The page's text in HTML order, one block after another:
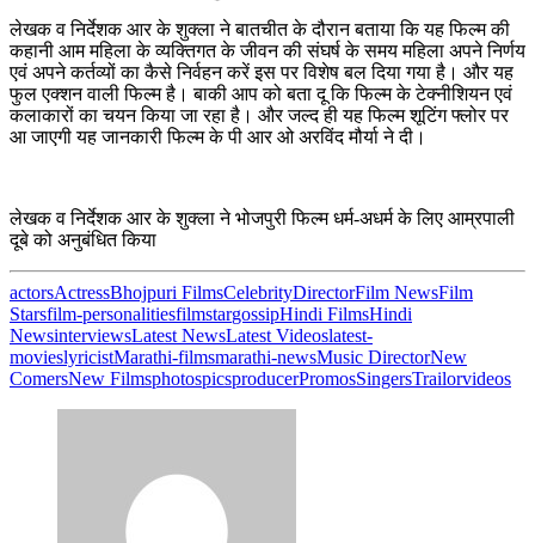
लेखक व निर्देशक आर के शुक्ला ने बातचीत के दौरान बताया कि यह फिल्म की
कहानी आम महिला के व्यक्तिगत के जीवन की संघर्ष के समय महिला अपने निर्णय
एवं अपने कर्तव्यों का कैसे निर्वहन करें इस पर विशेष बल दिया गया है। और यह
फुल एक्शन वाली फिल्म है। बाकी आप को बता दू कि फिल्म के टेक्नीशियन एवं
कलाकारों का चयन किया जा रहा है। और जल्द ही यह फिल्म शूटिंग फ्लोर पर
आ जाएगी यह जानकारी फिल्म के पी आर ओ अरविंद मौर्या ने दी।
लेखक व निर्देशक आर के शुक्ला ने भोजपुरी फिल्म धर्म-अधर्म के लिए आम्रपाली
दूबे को अनुबंधित किया
actorsActressBhojpuri FilmsCelebrityDirectorFilm NewsFilm
Starsfilm-personalitiesfilmstargossipHindi FilmsHindi
NewsinterviewsLatest NewsLatest Videoslatest-
movieslyricistMarathi-filmsmarathi-newsMusic DirectorNew
ComersNew FilmsphotospicsproducerPromosSingersTrailorvideos